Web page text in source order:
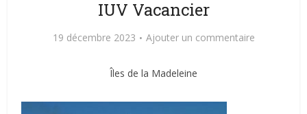
IUV Vacancier
19 décembre 2023 Ajouter un commentaire
Îles de la Madeleine